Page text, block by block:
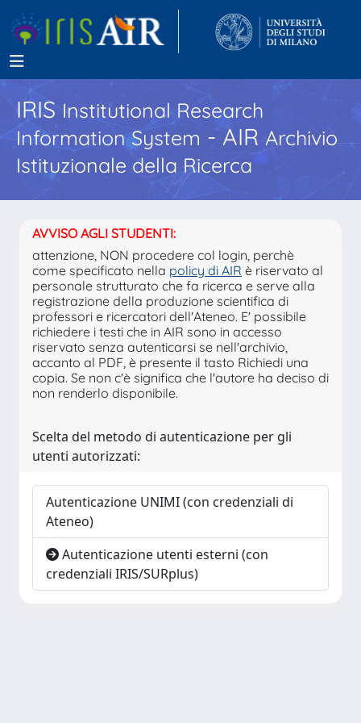
IRISInstitutional Research
Information System - AIR Archivio
Istituzionale della Ricerca
AVVISO AGLI STUDENTI:
attenzione, NON procedere col login, perchè
come specificato nella policy di AIR è riservato al
personale strutturato che fa ricerca e serve alla
registrazione della produzione scientifica di
professori e ricercatori dell'Ateneo. E' possibile
richiedere i testi che in AIR sono in accesso
riservato senza autenticarsi se nell'archivio,
accanto al PDF, è presente il tasto Richiedi una
copia. Se non c'è significa che l'autore ha deciso di
non renderlo disponibile.
Scelta del metodo di autenticazione per gli
utenti autorizzati:
Autenticazione UNIMI (con credenziali di
Ateneo)
Autenticazione utenti esterni (con
credenziali IRIS/SURplus)